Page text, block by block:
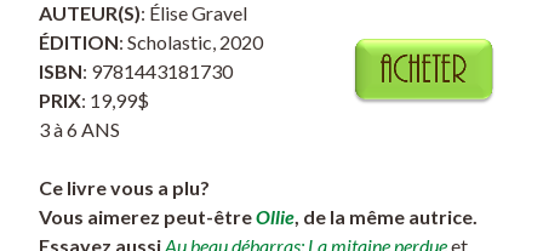
AUTEUR(S): Élise Gravel
ÉDITION: Scholastic, 2020
ISBN: 9781443181730
PRIX: 19,99$
3 à 6 ANS
Ce livre vous a plu?
Vous aimerez peut-êtreOllie, de la même autrice.
Essayez aussiAu beau débarras: La mitaine perdueet